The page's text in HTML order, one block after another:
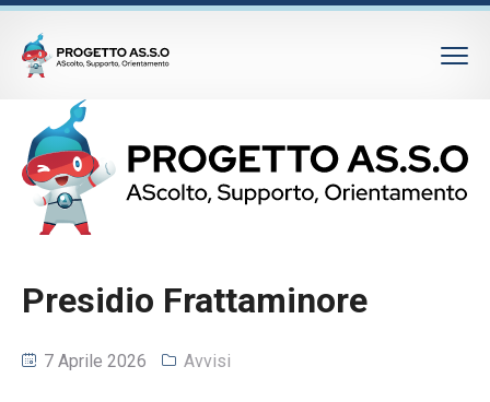
Presidio Frattaminore
7 Aprile 2026 Avvisi